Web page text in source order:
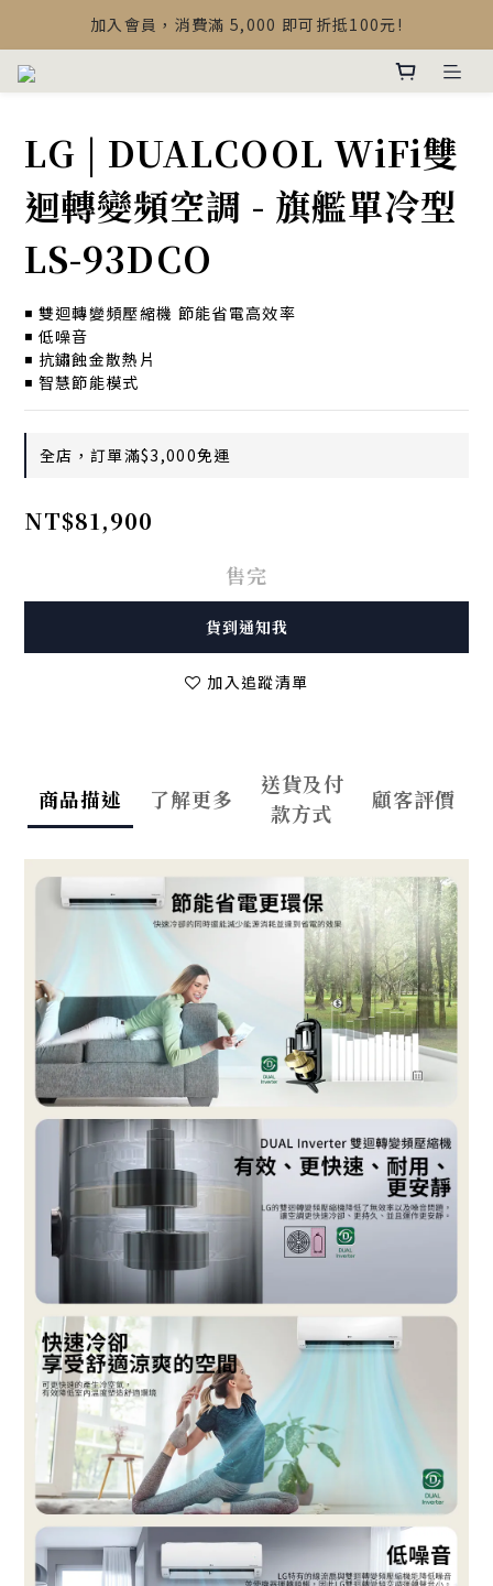
【最新公告】Devialet Mania 盒內配件調整說明
加入會員，消費滿 5,000 即可折抵100元!
【最新公告】Devialet Mania 盒內配件調整說明
LG | DUALCOOL WiFi雙
迴轉變頻空調 - 旗艦單冷型
LS-93DCO
◾️ 雙迴轉變頻壓縮機 節能省電高效率
◾️ 低噪音
◾️ 抗鏽蝕金散熱片
◾️ 智慧節能模式
全店，訂單滿$3,000免運
NT$81,900
售完
貨到通知我
加入追蹤清單
商品描述 了解更多
送貨及付
款方式
顧客評價